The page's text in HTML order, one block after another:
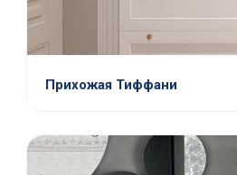
Прихожая Тиффани